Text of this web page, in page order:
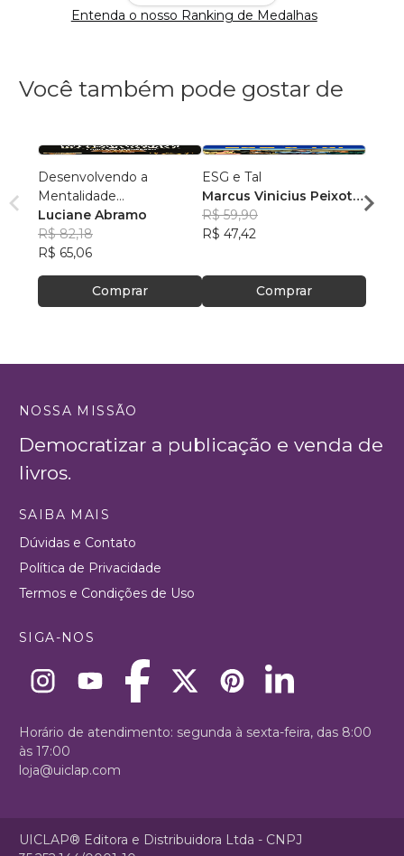
Entenda o nosso Ranking de Medalhas
Você também pode gostar de
Desenvolvendo a
Mentalidade
Empreendedora
Luciane Abramo
R$ 82,18
R$ 65,06
Comprar
ESG e Tal
Marcus Vinicius Peixoto
da Silva
R$ 59,90
R$ 47,42
Comprar
NOSSA MISSÃO
Democratizar a publicação e venda de
livros.
SAIBA MAIS
Dúvidas e Contato
Política de Privacidade
Termos e Condições de Uso
SIGA-NOS
Horário de atendimento: segunda à sexta-feira, das 8:00
às 17:00
loja@uiclap.com
UICLAP® Editora e Distribuidora Ltda - CNPJ